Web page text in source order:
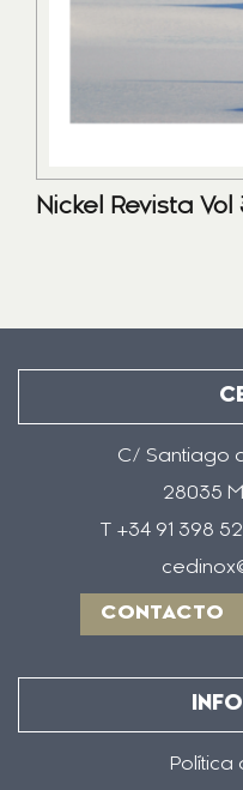
Nickel Revista
C/ Santiago
28035
T +34 91 398
CONTACTO
Política